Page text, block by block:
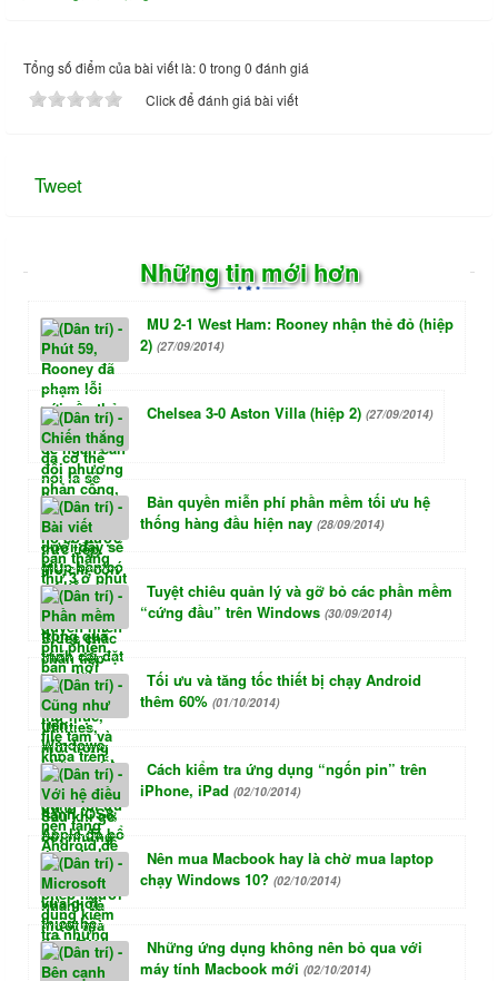
Tổng số điểm của bài viết là: 0 trong 0 đánh giá
Click để đánh giá bài viết
Tweet
Những tin mới hơn
MU 2-1 West Ham: Rooney nhận thẻ đỏ (hiệp
2) (27/09/2014)
Chelsea 3-0 Aston Villa (hiệp 2) (27/09/2014)
Bản quyền miễn phí phần mềm tối ưu hệ
thống hàng đầu hiện nay (28/09/2014)
Tuyệt chiêu quản lý và gỡ bỏ các phần mềm
“cứng đầu” trên Windows (30/09/2014)
Tối ưu và tăng tốc thiết bị chạy Android
thêm 60% (01/10/2014)
Cách kiểm tra ứng dụng “ngốn pin” trên
iPhone, iPad (02/10/2014)
Nên mua Macbook hay là chờ mua laptop
chạy Windows 10? (02/10/2014)
Những ứng dụng không nên bỏ qua với
máy tính Macbook mới (02/10/2014)